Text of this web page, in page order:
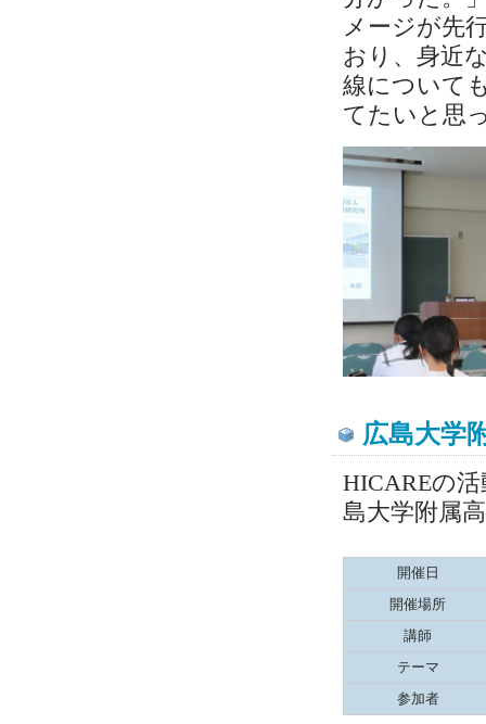
メージが先
おり、身近
線について
てたいと思
広島大学
HICAREの
島大学附属
開催日
開催場所
講師
テーマ
参加者